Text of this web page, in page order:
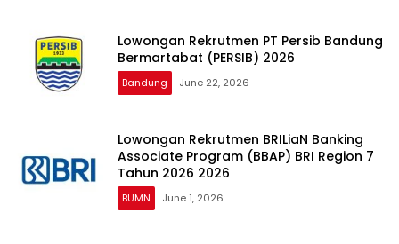
Lowongan Rekrutmen PT Persib Bandung
Bermartabat (PERSIB) 2026
Bandung June 22, 2026
Lowongan Rekrutmen BRILiaN Banking
Associate Program (BBAP) BRI Region 7
Tahun 2026 2026
BUMN June 1, 2026